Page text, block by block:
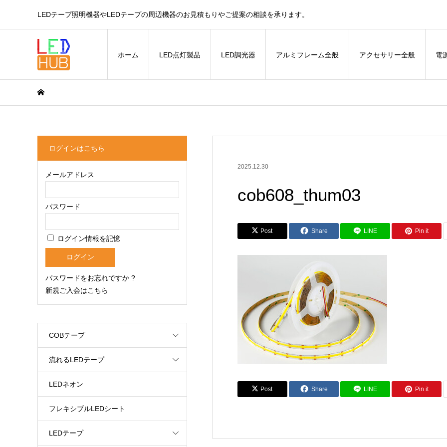
LEDテープ照明機器やLEDテープの周辺機器のお見積もりやご提案の相談を承ります。
ホーム LED点灯製品 LED調光器 アルミフレーム全般 アクセサリー全般 電
2025.12.30
cob608_thum03
Post Share LINE Pin it
Post Share LINE Pin it
ログインはこちら
メールアドレス
パスワード
ログイン情報を記憶
パスワードをお忘れですか ?
新規ご入会はこちら
COBテープ
流れるLEDテープ
LEDネオン
フレキシブルLEDシート
LEDテープ